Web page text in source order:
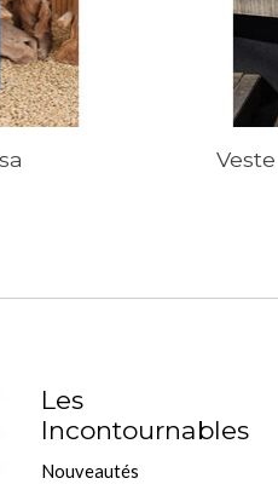
Les
Incontournables
Nouveautés